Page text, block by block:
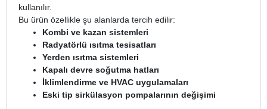
kullanılır.
Bu ürün özellikle şu alanlarda tercih edilir:
Kombi ve kazan sistemleri
Radyatörlü ısıtma tesisatları
Yerden ısıtma sistemleri
Kapalı devre soğutma hatları
İklimlendirme ve HVAC uygulamaları
Eski tip sirkülasyon pompalarının değişimi